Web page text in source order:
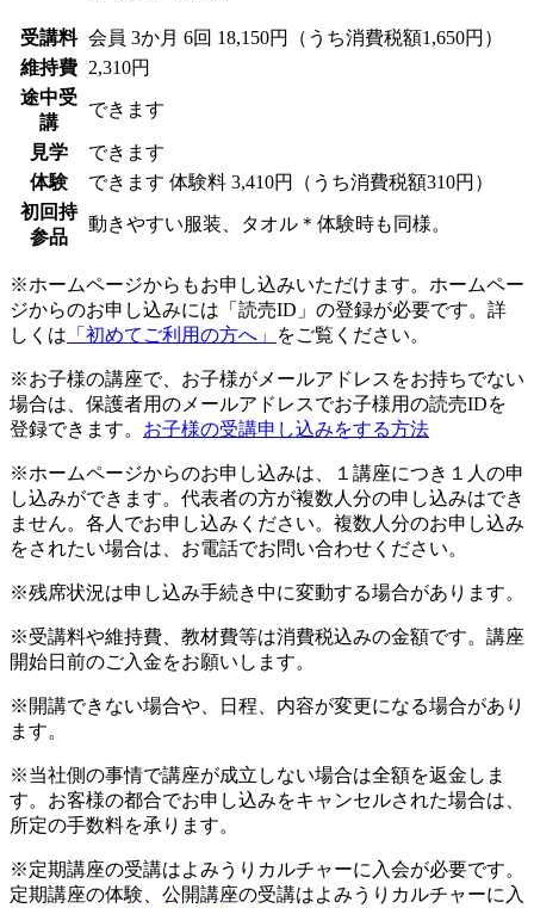
受講料 会員 3か月 6回 18,150円（うち消費税額1,650円）
維持費
2,310円
途中受
講
できます
見学
できます
体験
できます 体験料 3,410円（うち消費税額310円）
初回持
参品
動きやすい服装、タオル＊体験時も同様。
※ホームページからもお申し込みいただけます。ホームペー
ジからのお申し込みには「読売ID」の登録が必要です。詳
しくは 「初めてご利用の方へ」 をご覧ください。
※お子様の講座で、お子様がメールアドレスをお持ちでない
場合は、保護者用のメールアドレスでお子様用の読売IDを
登録できます。 お子様の受講申し込みをする方法
※ホームページからのお申し込みは、１講座につき１人の申
し込みができます。代表者の方が複数人分の申し込みはでき
ません。各人でお申し込みください。複数人分のお申し込み
をされたい場合は、お電話でお問い合わせください。
※残席状況は申し込み手続き中に変動する場合があります。
※受講料や維持費、教材費等は消費税込みの金額です。講座
開始日前のご入金をお願いします。
※開講できない場合や、日程、内容が変更になる場合があり
ます。
※当社側の事情で講座が成立しない場合は全額を返金しま
す。お客様の都合でお申し込みをキャンセルされた場合は、
所定の手数料を承ります。
※定期講座の受講はよみうりカルチャーに入会が必要です。
定期講座の体験、公開講座の受講はよみうりカルチャーに入